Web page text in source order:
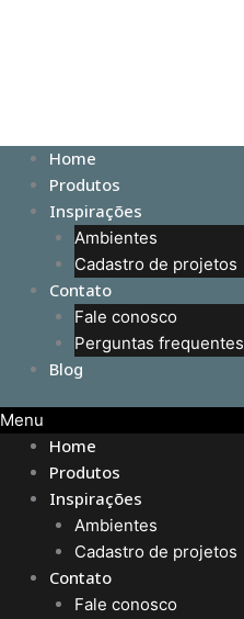
Home
Produtos
Inspirações
Ambientes
Cadastro de projetos
Contato
Fale conosco
Perguntas frequentes
Blog
Menu
Home
Produtos
Inspirações
Ambientes
Cadastro de projetos
Contato
Fale conosco